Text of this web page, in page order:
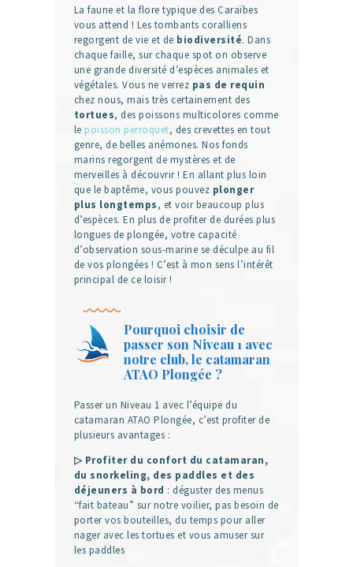
La faune et la flore typique des Caraïbes
vous attend ! Les tombants coralliens
regorgent de vie et de biodiversité. Dans
chaque faille, sur chaque spot on observe
une grande diversité d’espèces animales et
végétales. Vous ne verrez pas de requin
chez nous, mais très certainement des
tortues, des poissons multicolores comme
le poisson perroquet, des crevettes en tout
genre, de belles anémones. Nos fonds
marins regorgent de mystères et de
merveilles à découvrir ! En allant plus loin
que le baptême, vous pouvez plonger
plus longtemps, et voir beaucoup plus
d’espèces. En plus de profiter de durées plus
longues de plongée, votre capacité
d’observation sous-marine se déculpe au fil
de vos plongées ! C’est à mon sens l’intérêt
principal de ce loisir !
Pourquoi choisir de
passer son Niveau 1 avec
notre club, le catamaran
ATAO Plongée ?
Passer un Niveau 1 avec l’équipe du
catamaran ATAO Plongée, c’est profiter de
plusieurs avantages :
▷ Profiter du confort du catamaran,
du snorkeling, des paddles et des
déjeuners à bord : déguster des menus
“fait bateau” sur notre voilier, pas besoin de
porter vos bouteilles, du temps pour aller
nager avec les tortues et vous amuser sur
les paddles